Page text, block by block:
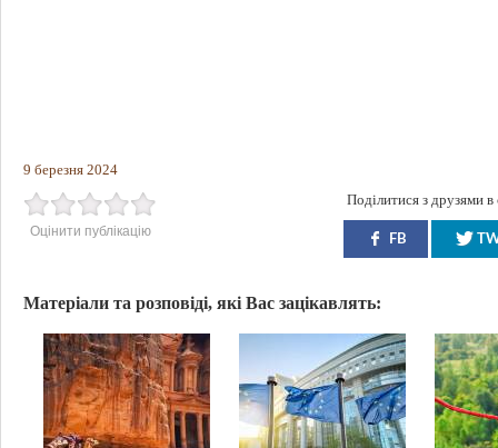
9 березня 2024
Оцінити публікацію
Поділитися з друзями
FB
Матеріали та розповіді, які Вас зацікавлять: